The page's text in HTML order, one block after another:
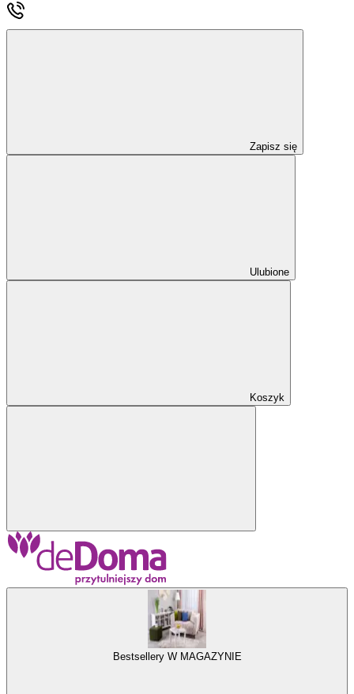
Zapisz się
Ulubione
Koszyk
Bestsellery W MAGAZYNIE